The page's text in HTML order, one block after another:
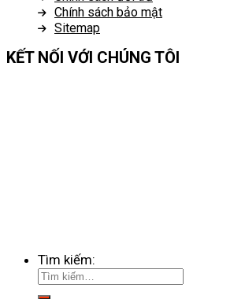
Chính sách bảo mật
Sitemap
KẾT NỐI VỚI CHÚNG TÔI
Tìm kiếm: